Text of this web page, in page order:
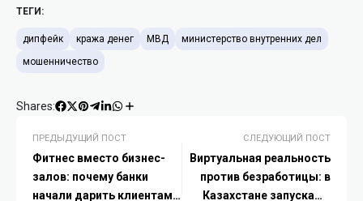
ТЕГИ:
дипфейк кража денег МВД
министерство внутренних дел
мошенничество
Shares:
ПРЕДЫДУЩИЙ ПОСТ
Фитнес вместо бизнес-
залов: почему банки
начали дарить клиентам
СЛЕДУЮЩИЙ ПОСТ
Виртуальная реальность
против безработицы: в
Казахстане запускают